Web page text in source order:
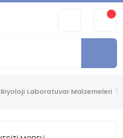
Biyoloji Laboratuvar Malzemeleri